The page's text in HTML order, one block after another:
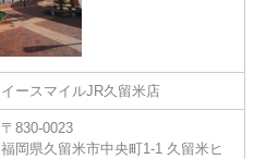
イースマイルJR久留米店
〒830-0023
福岡県久留米市中央町1-1 久留米ヒ